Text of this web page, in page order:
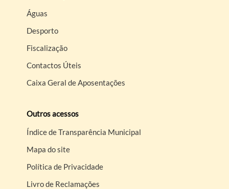
Águas
Desporto
Fiscalização
Contactos Úteis
Caixa Geral de Aposentações
Outros acessos
Índice de Transparência Municipal
Mapa do site
Política de Privacidade
Livro de Reclamações